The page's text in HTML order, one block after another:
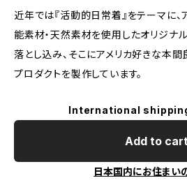
近年では『活動的日常着』をテーマに
能素材・天然素材を使用したオリジナ
落とし込み、そこにアメリカ好きな本
プロダクトを製作しています。
International
Add to
日本国内にお住まい